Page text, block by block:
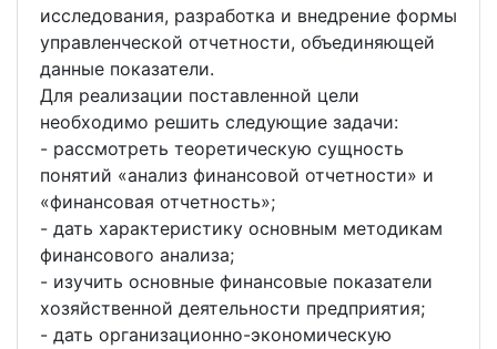
исследования, разработка и внедрение формы
управленческой отчетности, объединяющей
данные показатели.
Для реализации поставленной цели
необходимо решить следующие задачи:
- рассмотреть теоретическую сущность
понятий «анализ финансовой отчетности» и
«финансовая отчетность»;
- дать характеристику основным методикам
финансового анализа;
- изучить основные финансовые показатели
хозяйственной деятельности предприятия;
- дать организационно-экономическую